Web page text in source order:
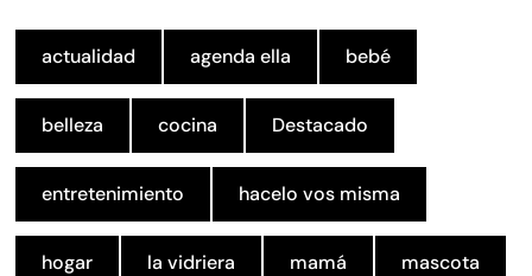
actualidad agenda ella bebé
belleza cocina Destacado
entretenimiento hacelo vos misma
hogar la vidriera mamá mascota